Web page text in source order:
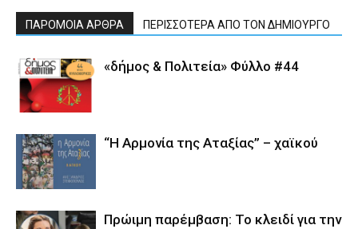
ΠΑΡΟΜΟΙΑ ΑΡΘΡΑ ΠΕΡΙΣΣΟΤΕΡΑ ΑΠΟ ΤΟΝ ΔΗΜΙΟΥΡΓΟ
«δήμος & Πολιτεία» Φύλλο #44
“Η Αρμονία της Αταξίας” – χαϊκού
Πρώιμη παρέμβαση: Το κλειδί για την